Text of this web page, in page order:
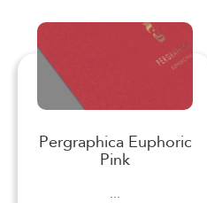
Pergraphica Euphoric
Pink
...